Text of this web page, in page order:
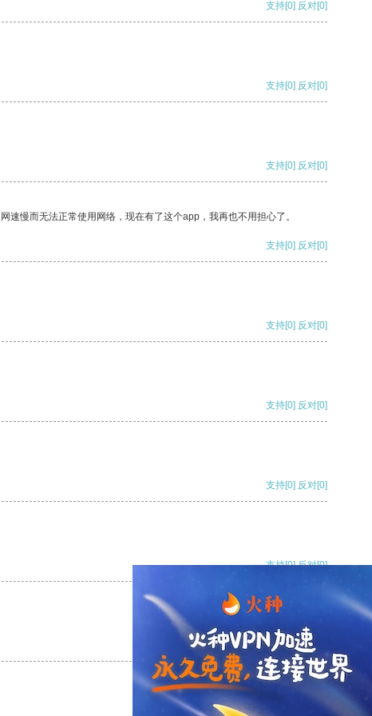
支持[0] 反对[0]
支持[0] 反对[0]
支持[0] 反对[0]
慢而无法正常使用网络，现在有了这个app，我再也不用担心了。
支持[0] 反对[0]
支持[0] 反对[0]
支持[0] 反对[0]
支持[0] 反对[0]
支持[0] 反对[0]
支持[0] 反对